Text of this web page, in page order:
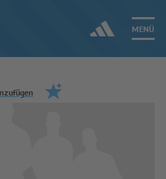
MENÜ
Jetzt einloggen